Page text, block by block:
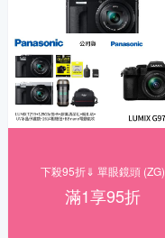
下殺95折⇓ 單眼鏡頭 (ZG)
滿1享95折